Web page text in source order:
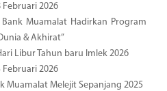
2026
Bank Muamalat Hadirkan Program
& Akhirat”
Libur Tahun baru Imlek 2026
2026
Muamalat Melejit Sepanjang 2025